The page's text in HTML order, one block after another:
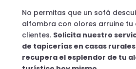
No permitas que un sofá
alfombra con olores arruine tu
clientes. Solicita nuestro
de tapicerías en casas
recupera el esplendor de tu